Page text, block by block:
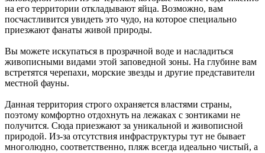
на его территории откладывают яйца. Возможно, вам
посчастливится увидеть это чудо, на которое специально
приезжают фанаты живой природы.
Вы можете искупаться в прозрачной воде и насладиться
живописными видами этой заповедной зоны. На глубине вам
встретятся черепахи, морские звезды и другие представители
местной фауны.
Данная территория строго охраняется властями страны,
поэтому комфортно отдохнуть на лежаках с зонтиками не
получится. Сюда приезжают за уникальной и живописной
природой. Из-за отсутствия инфраструктуры тут не бывает
многолюдно, соответственно, пляж всегда идеально чистый, а